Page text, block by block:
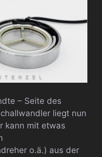
– Seite des
liegt nun
kann mit etwas
o.ä.) aus der